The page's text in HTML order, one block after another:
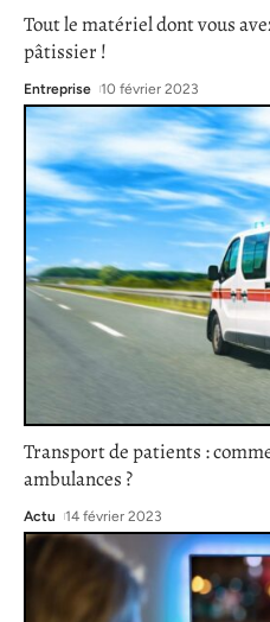
Tout le matériel dont vous
pâtissier !
Entreprise 10 février 2023
Transport de patients :
ambulances ?
Actu 14 février 2023